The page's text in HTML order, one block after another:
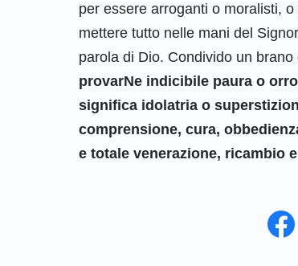
per essere arroganti o moralisti,
mettere tutto nelle mani del
parola di Dio. Condivido un brano
provarNe indicibile paura o
significa idolatria o
comprensione, cura,
e totale venerazione, ricambio